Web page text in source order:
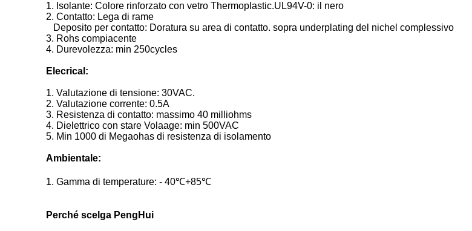
1. Isolante: Colore rinforzato con vetro Thermoplastic.UL94V-0: il nero
2. Contatto: Lega di rame
Deposito per contatto: Doratura su area di contatto. sopra underplating del nichel complessivo
3. Rohs compiacente
4. Durevolezza: min 250cycles
Elecrical:
1. Valutazione di tensione: 30VAC.
2. Valutazione corrente: 0.5A
3. Resistenza di contatto: massimo 40 milliohms
4. Dielettrico con stare Volaage: min 500VAC
5. Min 1000 di Megaohas di resistenza di isolamento
Ambientale:
1. Gamma di temperature: - 40℃+85℃
Perché scelga PengHui